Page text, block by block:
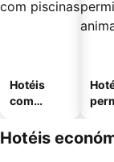
Hotéis
com
Hotéis